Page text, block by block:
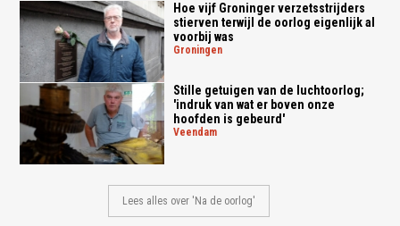
Hoe vijf Groninger verzetsstrijders
stierven terwijl de oorlog eigenlijk al
voorbij was
groningen
Stille getuigen van de luchtoorlog;
'indruk van wat er boven onze
hoofden is gebeurd'
veendam
Lees alles over 'Na de oorlog'